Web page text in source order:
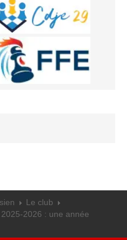
Le club
2026 : une année